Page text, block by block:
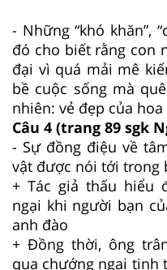
- Những “khó khăn”,
đó cho biết rằng con
đại vì quá mải mê
bề cuộc sống mà
nhiên: vẻ đẹp của
Câu 4 (trang 89 sgk
- Sự đồng điệu về
vật được nói tới trong
+ Tác giả thấu hiểu
ngại khi người bạn
anh đào
+ Đồng thời, ông
qua chướng ngại tinh